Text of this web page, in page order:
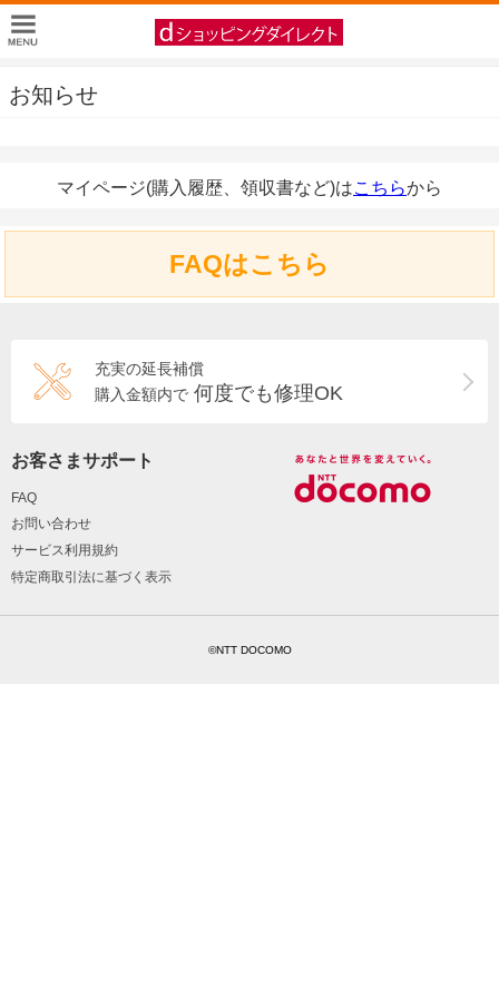
お知らせ
マイページ(購入履歴、領収書など)はこちらから
FAQはこちら
充実の延長補償
購入金額内で 何度でも修理OK
お客さまサポート
FAQ
お問い合わせ
サービス利用規約
特定商取引法に基づく表示
©NTT DOCOMO